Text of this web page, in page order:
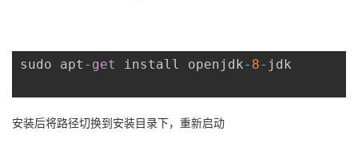
证
实
验
的
收
持
建
议
sudo apt - get install openjdk- 8- jdk
安装后将路径切换到安装目录下，重新启动